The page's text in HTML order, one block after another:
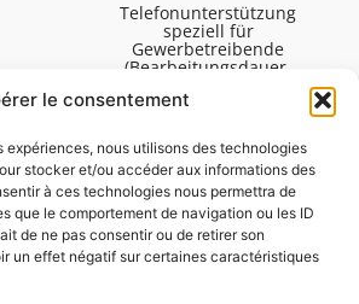
le consentement
expériences, nous utilisons des technologies
stocker et/ou accéder aux informations des
à ces technologies nous permettra de
que le comportement de navigation ou les ID
de ne pas consentir ou de retirer son
un effet négatif sur certaines caractéristiques
Telefonunterstützung
speziell für
Gewerbetreibende
(Bearbeitungsdauer,
technische Assistenz usw.).
Montag bis Freitag von